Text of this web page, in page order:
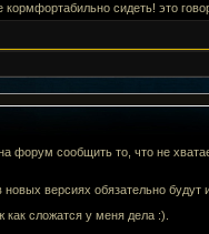
сидеть! это
форум сообщить то, что не
версиях обязательно будут
сложатся у меня дела :).